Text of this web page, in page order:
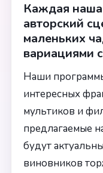
Каждая наша
авторский
маленьких
вариациями
Наши
интересных
мультиков и
предлагаемые
будут
виновников